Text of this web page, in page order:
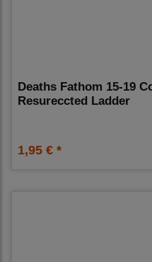
Deaths Fathom 15-19
Resureccted Ladder
1,95 € *